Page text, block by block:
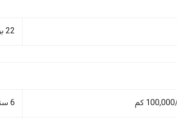
22 بوصة
6 سنوات/150,000 كم